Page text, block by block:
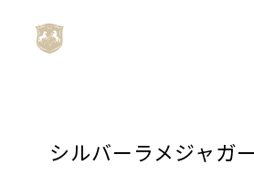
シルバーラメジャガ